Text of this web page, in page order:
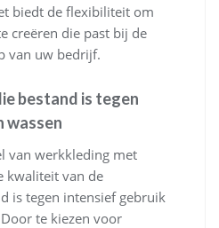
biedt de flexibiliteit om
creëren die past bij de
van uw bedrijf.
bestand is tegen
wassen
van werkkleding met
kwaliteit van de
is tegen intensief gebruik
te kiezen voor